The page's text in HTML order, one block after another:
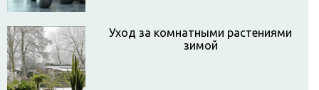
Уход за комнатными растениями
зимой